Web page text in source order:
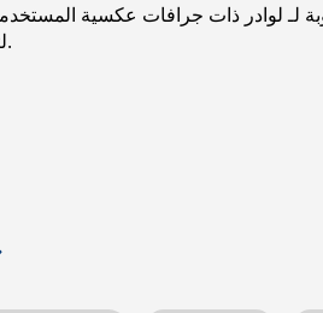
لـ لوادر ذات جرافات عكسية
لتضييق نطاق البحث ، يرجى استخدام شريط التنقل الموجود على الجانب الأيسر.